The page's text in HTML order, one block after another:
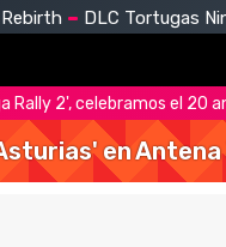
DLC Tortugas
Rally 2', celebramos el
en